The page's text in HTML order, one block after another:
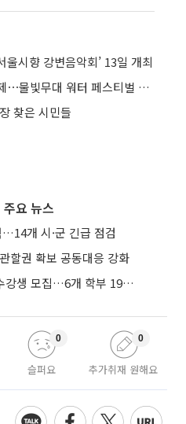
울시향 강변음악회’ 13일 개최
한강에서 펼쳐지는 여름 축제⋯물빛무대 워터 페스티벌 20일 개최
찾은 시민들
요 뉴스
개 시·군 긴급 점검
할권 확보 공동대응 강화
전북대 평생교육원, 2학기 수강생 모집…6개 학부 193개 강좌
슬퍼요
0
추가취재 원해요
0